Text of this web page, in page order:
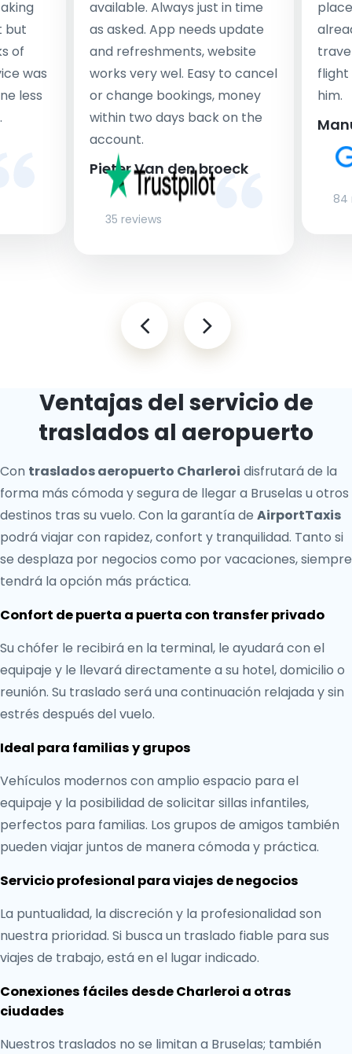
but
of
was
less
available. Always just in time
as asked. App needs update
and refreshments, website
works very wel. Easy to cancel
or change bookings, money
within two days back on the
account.
Pieter Van den broeck
35 reviews
flight
him.
84
Ventajas del servicio de
traslados al aeropuerto
Con traslados aeropuerto Charleroi disfrutará de la
forma más cómoda y segura de llegar a Bruselas u otros
destinos tras su vuelo. Con la garantía de AirportTaxis
podrá viajar con rapidez, confort y tranquilidad. Tanto si
se desplaza por negocios como por vacaciones, siempre
tendrá la opción más práctica.
Confort de puerta a puerta con transfer privado
Su chófer le recibirá en la terminal, le ayudará con el
equipaje y le llevará directamente a su hotel, domicilio o
reunión. Su traslado será una continuación relajada y sin
estrés después del vuelo.
Ideal para familias y grupos
Vehículos modernos con amplio espacio para el
equipaje y la posibilidad de solicitar sillas infantiles,
perfectos para familias. Los grupos de amigos también
pueden viajar juntos de manera cómoda y práctica.
Servicio profesional para viajes de negocios
La puntualidad, la discreción y la profesionalidad son
nuestra prioridad. Si busca un traslado fiable para sus
viajes de trabajo, está en el lugar indicado.
Conexiones fáciles desde Charleroi a otras
ciudades
Nuestros traslados no se limitan a Bruselas; también